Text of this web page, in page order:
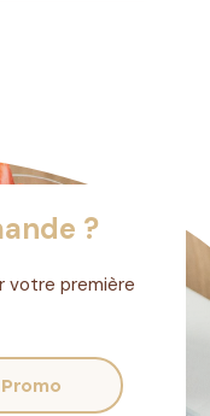
?
votre première